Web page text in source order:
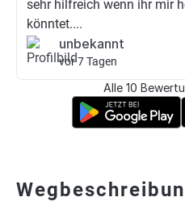
sehr hilfreich wenn ihr mir
könntet....
unbekannt
vor 7 Tagen
Alle 10